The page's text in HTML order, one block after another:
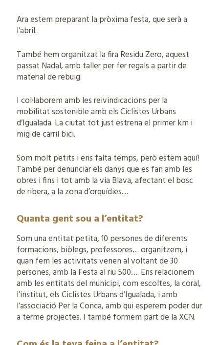
Ara estem preparant la pròxima festa, que serà a
l’abril.
També hem organitzat la fira Residu Zero, aquest
passat Nadal, amb taller per fer regals a partir de
material de rebuig.
I col·laborem amb les reivindicacions per la
mobilitat sostenible amb els Ciclistes Urbans
d’Igualada. La ciutat tot just estrena el primer km i
mig de carril bici.
Som molt petits i ens falta temps, però estem aquí!
També per denunciar els danys que es fan amb les
obres i fins i tot amb la via Blava, afectant el bosc
de ribera, a la zona d’orquídies…
Quanta gent sou a l’entitat?
Som una entitat petita, 10 persones de diferents
formacions, biòlegs, professores… organitzem, i
quan fem les activitats venen al voltant de 30
persones, amb la Festa al riu 500…. Ens relacionem
amb les entitats del municipi, com escoltes, la coral,
l’institut, els Ciclistes Urbans d’Igualada, i amb
l’associació Per la Conca, amb qui esperem poder dur
a terme projectes. I també formem part de la XCN.